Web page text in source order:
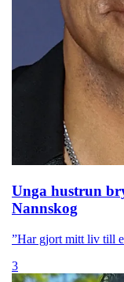
Unga hustrun
Nannskog
”Har gjort mitt liv till
3